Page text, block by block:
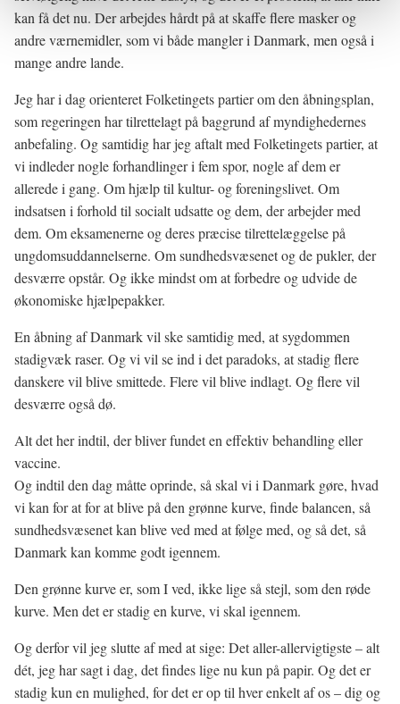
kan få det nu. Der arbejdes hårdt på at skaffe flere masker og
andre værnemidler, som vi både mangler i Danmark, men også i
mange andre lande.
Jeg har i dag orienteret Folketingets partier om den åbningsplan,
som regeringen har tilrettelagt på baggrund af myndighedernes
anbefaling. Og samtidig har jeg aftalt med Folketingets partier, at
vi indleder nogle forhandlinger i fem spor, nogle af dem er
allerede i gang. Om hjælp til kultur- og foreningslivet. Om
indsatsen i forhold til socialt udsatte og dem, der arbejder med
dem. Om eksamenerne og deres præcise tilrettelæggelse på
ungdomsuddannelserne. Om sundhedsvæsenet og de pukler, der
desværre opstår. Og ikke mindst om at forbedre og udvide de
økonomiske hjælpepakker.
En åbning af Danmark vil ske samtidig med, at sygdommen
stadigvæk raser. Og vi vil se ind i det paradoks, at stadig flere
danskere vil blive smittede. Flere vil blive indlagt. Og flere vil
desværre også dø.
Alt det her indtil, der bliver fundet en effektiv behandling eller
vaccine.
Og indtil den dag måtte oprinde, så skal vi i Danmark gøre, hvad
vi kan for at for at blive på den grønne kurve, finde balancen, så
sundhedsvæsenet kan blive ved med at følge med, og så det, så
Danmark kan komme godt igennem.
Den grønne kurve er, som I ved, ikke lige så stejl, som den røde
kurve. Men det er stadig en kurve, vi skal igennem.
Og derfor vil jeg slutte af med at sige: Det aller-allervigtigste – alt
dét, jeg har sagt i dag, det findes lige nu kun på papir. Og det er
stadig kun en mulighed, for det er op til hver enkelt af os – dig og